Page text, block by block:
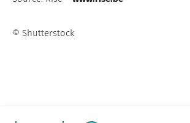
© Shutterstock